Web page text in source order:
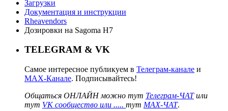
Загрузки
Документация и инструкции
Rheavendors
Дозировки на Sagoma H7
TELEGRAM & VK
Самое интересное публикуем в Телеграм-канале и
MAX-Канале. Подписывайтесь!
Общаться ОНЛАЙН можно тут Телеграм-ЧАТили
тут VK сообщество или ..... тут MAX-ЧАТ.